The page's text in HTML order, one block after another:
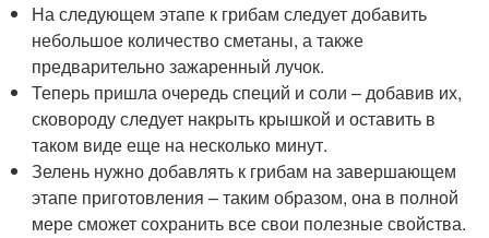
На следующем этапе к грибам следует добавить
небольшое количество сметаны, а также
предварительно зажаренный лучок.
Теперь пришла очередь специй и соли – добавив их,
сковороду следует накрыть крышкой и оставить в
таком виде еще на несколько минут.
Зелень нужно добавлять к грибам на завершающем
этапе приготовления – таким образом, она в полной
мере сможет сохранить все свои полезные свойства.